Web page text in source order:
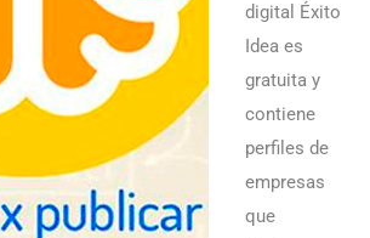
digital Éxito
Idea es
gratuita y
contiene
perfiles de
empresas
que